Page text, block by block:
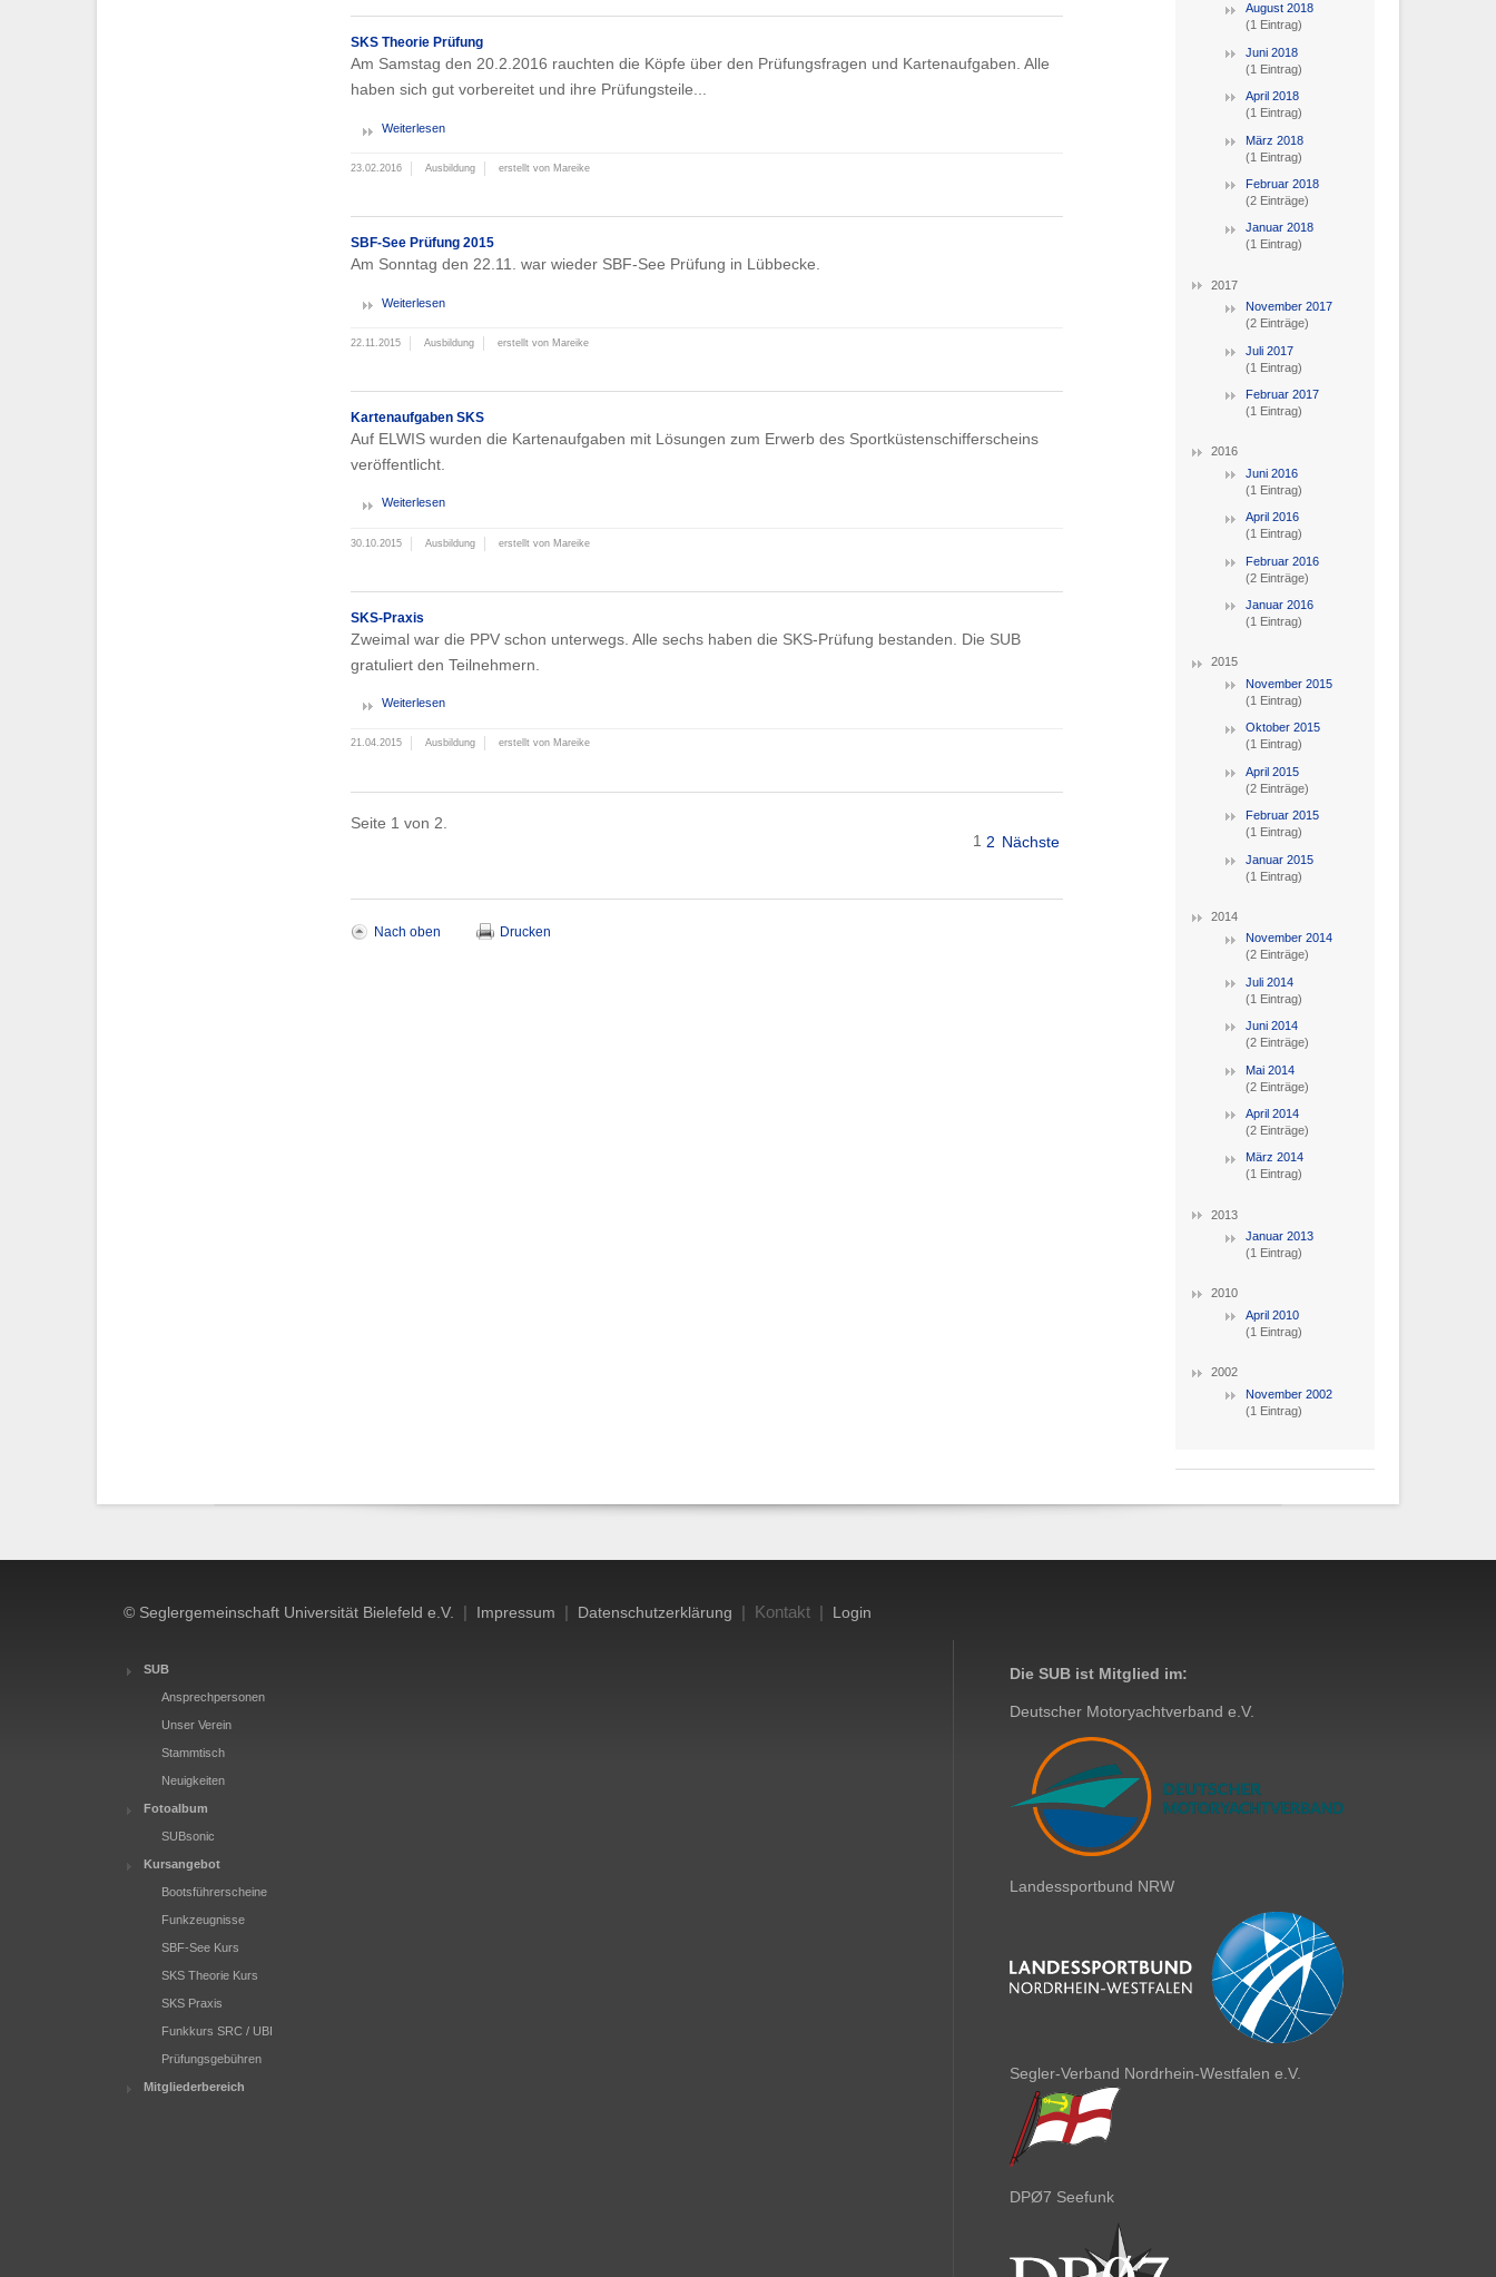
SKS Theorie Prüfung
Am Samstag den 20.2.2016 rauchten die Köpfe über den Prüfungsfragen und Kartenaufgaben. Alle
haben sich gut vorbereitet und ihre Prüfungsteile...
Weiterlesen
23.02.2016 Ausbildung erstellt von Mareike
SBF-See Prüfung 2015
Am Sonntag den 22.11. war wieder SBF-See Prüfung in Lübbecke.
Weiterlesen
22.11.2015 Ausbildung erstellt von Mareike
Kartenaufgaben SKS
Auf ELWIS wurden die Kartenaufgaben mit Lösungen zum Erwerb des Sportküstenschifferscheins
veröffentlicht.
Weiterlesen
30.10.2015 Ausbildung erstellt von Mareike
SKS-Praxis
Zweimal war die PPV schon unterwegs. Alle sechs haben die SKS-Prüfung bestanden. Die SUB
gratuliert den Teilnehmern.
Weiterlesen
21.04.2015 Ausbildung erstellt von Mareike
Seite 1 von 2.
1 2 Nächste
Nach oben Drucken
August 2018
(1 Eintrag)
Juni 2018
(1 Eintrag)
April 2018
(1 Eintrag)
März 2018
(1 Eintrag)
Februar 2018
(2 Einträge)
Januar 2018
(1 Eintrag)
2017
November 2017
(2 Einträge)
Juli 2017
(1 Eintrag)
Februar 2017
(1 Eintrag)
2016
Juni 2016
(1 Eintrag)
April 2016
(1 Eintrag)
Februar 2016
(2 Einträge)
Januar 2016
(1 Eintrag)
2015
November 2015
(1 Eintrag)
Oktober 2015
(1 Eintrag)
April 2015
(2 Einträge)
Februar 2015
(1 Eintrag)
Januar 2015
(1 Eintrag)
2014
November 2014
(2 Einträge)
Juli 2014
(1 Eintrag)
Juni 2014
(2 Einträge)
Mai 2014
(2 Einträge)
April 2014
(2 Einträge)
März 2014
(1 Eintrag)
2013
Januar 2013
(1 Eintrag)
2010
April 2010
(1 Eintrag)
2002
November 2002
(1 Eintrag)
© Seglergemeinschaft Universität Bielefeld e.V. | Impressum | Datenschutzerklärung | Kontakt | Login
SUB
Ansprechpersonen
Unser Verein
Stammtisch
Neuigkeiten
Fotoalbum
SUBsonic
Kursangebot
Bootsführerscheine
Funkzeugnisse
SBF-See Kurs
SKS Theorie Kurs
SKS Praxis
Funkkurs SRC / UBI
Prüfungsgebühren
Mitgliederbereich
Die SUB ist Mitglied im:
Deutscher Motoryachtverband e.V.
Landessportbund NRW
Segler-Verband Nordrhein-Westfalen e.V.
DPØ7 Seefunk